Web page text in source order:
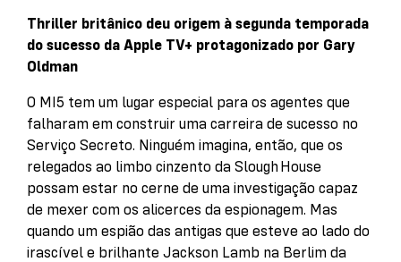
Thriller britânico deu origem à segunda temporada
do sucesso da Apple TV+ protagonizado por Gary
Oldman
O MI5 tem um lugar especial para os agentes que
falharam em construir uma carreira de sucesso no
Serviço Secreto. Ninguém imagina, então, que os
relegados ao limbo cinzento da Slough House
possam estar no cerne de uma investigação capaz
de mexer com os alicerces da espionagem. Mas
quando um espião das antigas que esteve ao lado do
irascível e brilhante Jackson Lamb na Berlim da